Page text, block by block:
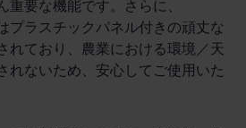
要な機能です。さらに、
プラスチックパネル付きの頑丈な
れており、農業における環境／天
れないため、安心してご使用いた